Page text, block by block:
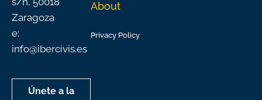
Zaragoza
e:
info@ibercivis.es
Únete a la
About
Privacy Policy